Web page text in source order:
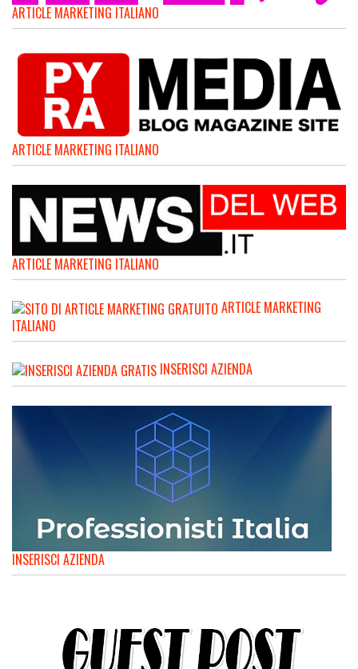
ARTICLE MARKETING ITALIANO
ARTICLE MARKETING ITALIANO
ARTICLE MARKETING ITALIANO
ARTICLE MARKETING
ITALIANO
INSERISCI AZIENDA
INSERISCI AZIENDA